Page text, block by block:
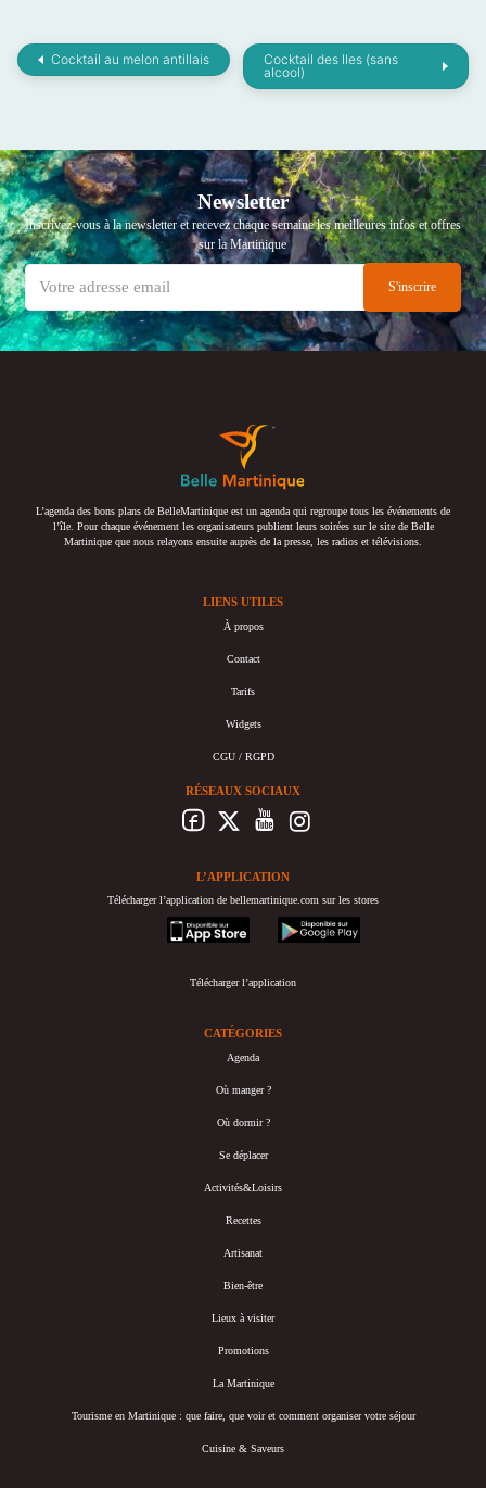
Cocktail au melon antillais
Cocktail des Iles (sans
alcool)
Newsletter
Inscrivez-vous à la newsletter et recevez chaque semaine les meilleures infos et offres
sur la Martinique
L’agenda des bons plans de BelleMartinique est un agenda qui regroupe tous les événements de
l’île. Pour chaque événement les organisateurs publient leurs soirées sur le site de Belle
Martinique que nous relayons ensuite auprès de la presse, les radios et télévisions.
LIENS UTILES
À propos
Contact
Tarifs
Widgets
CGU / RGPD
RÉSEAUX SOCIAUX
L’APPLICATION
Télécharger l’application de bellemartinique.com sur les stores
appstore
googleplay
Télécharger l’application
CATÉGORIES
Agenda
Où manger ?
Où dormir ?
Se déplacer
Activités&Loisirs
Recettes
Artisanat
Bien-être
Lieux à visiter
Promotions
La Martinique
Tourisme en Martinique : que faire, que voir et comment organiser votre séjour
Cuisine & Saveurs